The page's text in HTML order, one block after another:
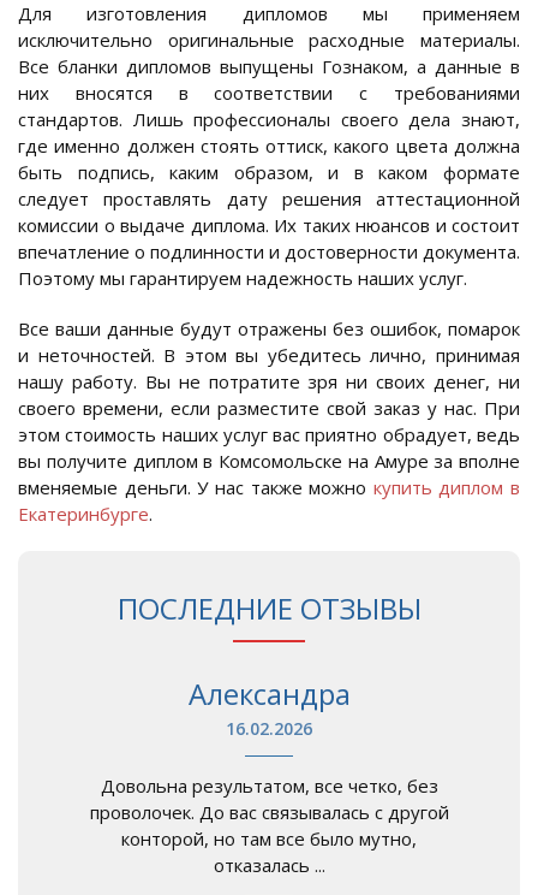
Для изготовления дипломов мы применяем
исключительно оригинальные расходные материалы.
Все бланки дипломов выпущены Гознаком, а данные в
них вносятся в соответствии с требованиями
стандартов. Лишь профессионалы своего дела знают,
где именно должен стоять оттиск, какого цвета должна
быть подпись, каким образом, и в каком формате
следует проставлять дату решения аттестационной
комиссии о выдаче диплома. Их таких нюансов и состоит
впечатление о подлинности и достоверности документа.
Поэтому мы гарантируем надежность наших услуг.
Все ваши данные будут отражены без ошибок, помарок
и неточностей. В этом вы убедитесь лично, принимая
нашу работу. Вы не потратите зря ни своих денег, ни
своего времени, если разместите свой заказ у нас. При
этом стоимость наших услуг вас приятно обрадует, ведь
вы получите диплом в Комсомольске на Амуре за вполне
вменяемые деньги. У нас также можно купить диплом в
Екатеринбурге.
ПОСЛЕДНИЕ ОТЗЫВЫ
Александра
16.02.2026
Довольна результатом, все четко, без
проволочек. До вас связывалась с другой
конторой, но там все было мутно,
отказалась ...